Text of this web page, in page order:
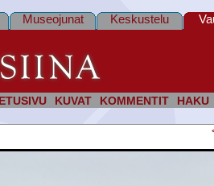
ETUSIVU KUVAT KOMMENTIT HAKU
Museojunat Keskustelu